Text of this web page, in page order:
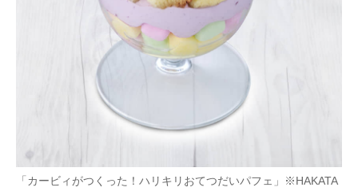
「カービィがつくった！ハリキリおてつだいパフェ」※HAKATA